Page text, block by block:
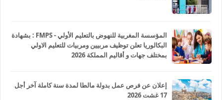
المؤسسة المغربية للنهوض بالتعليم الأولي - FMPS : بشهادة
البكالوريا تعلن توظيف مربيين ومربيات للتعليم الاولي
بمختلف جهات و أقاليم المملكة 2026
إعلان عن فرص عمل بدولة مالطا لمدة سنة كاملة آخر أجل
17 غشت 2026